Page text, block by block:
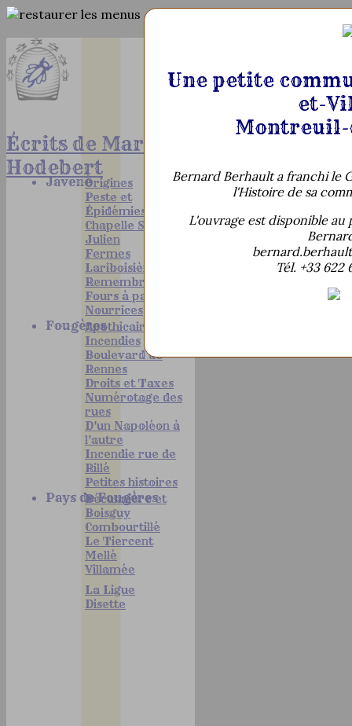
Écrits de Marcel
Hodebert
JavenéOrigines
Peste et
Épidémies
Chapelle Saint-
Julien
Fermes
Lariboisière
Remembrement
Fours à pain
Nourrices
FougèresApothicaires
Incendies
Boulevard de
Rennes
Droits et Taxes
Numérotage des
rues
D'un Napoléon à
l'autre
Incendie rue de
Rillé
Petites histoires
Pays de Fougères
Bécannière et
Boisguy
Combourtillé
Le Tiercent
Mellé
Villamée
La Ligue
Disette
Une petite
et-
Montreuil-
Bernard Berhault a franchi le
l'Histoire de sa
L'ouvrage est disponible
Tél. +33 622